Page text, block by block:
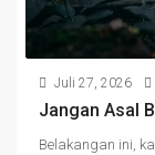
Juli 27, 2026
Jangan Asal
Belakangan ini,